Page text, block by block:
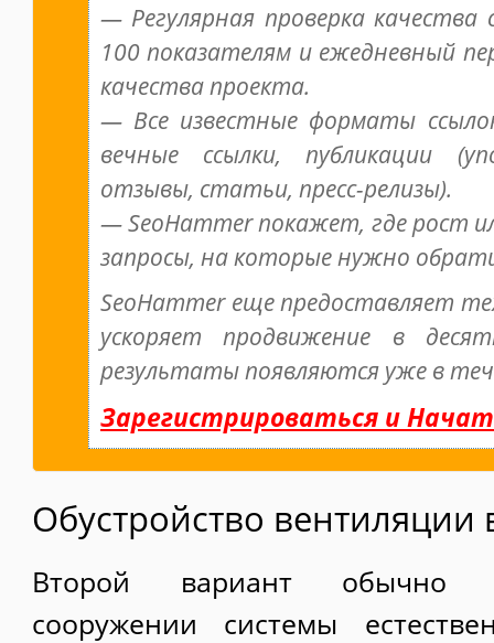
— Регулярная проверка качества
100 показателям и ежедневный
качества проекта.
— Все известные форматы
вечные ссылки, публикации
отзывы, статьи, пресс-релизы).
— SeoHammer покажет, где рост
запросы, на которые нужно
SeoHammer еще предоставляет
ускоряет продвижение в
результаты появляются уже в
Зарегистрироваться и
Обустройство вентиляции
Второй вариант обычно
сооружении системы